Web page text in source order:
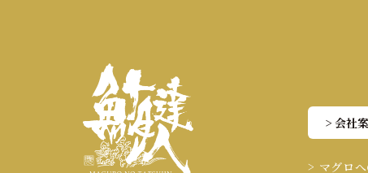
> 会社
> マグロ